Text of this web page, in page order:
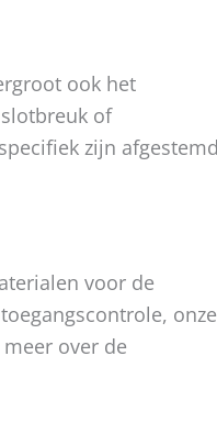
ook het
of
zijn
voor de
onze
over de